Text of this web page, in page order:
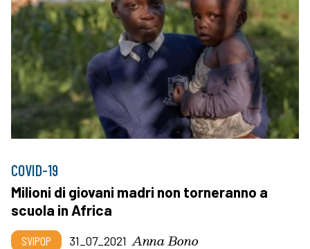
COVID-19
Milioni di giovani madri non torneranno a
scuola in Africa
SVIPOP 31_07_2021 Anna Bono